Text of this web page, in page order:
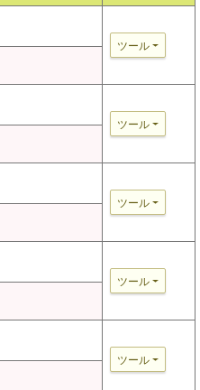
ツール
ツール
ツール
ツール
ツール